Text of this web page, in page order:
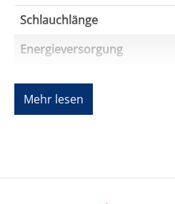
Schlauchlänge
Energieversorgung
Batteriekapazität
Mehr lesen